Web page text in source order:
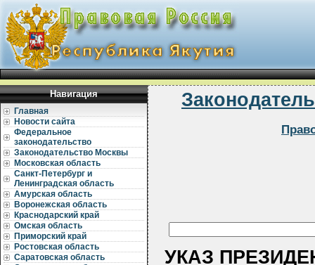
Навигация
Главная
Новости сайта
Федеральное
законодательство
Законодательство Москвы
Московская область
Санкт-Петербург и
Ленинградская область
Амурская область
Воронежская область
Краснодарский край
Омская область
Приморский край
Ростовская область
Саратовская область
УКАЗ